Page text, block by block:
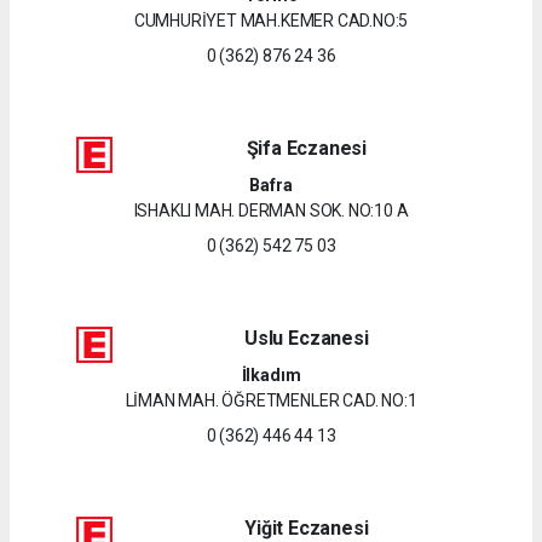
CUMHURİYET MAH.KEMER CAD.NO:5
0 (362) 876 24 36
Şifa Eczanesi
Bafra
ISHAKLI MAH. DERMAN SOK. NO:10 A
0 (362) 542 75 03
Uslu Eczanesi
İlkadım
LİMAN MAH. ÖĞRETMENLER CAD. NO:1
0 (362) 446 44 13
Yiğit Eczanesi